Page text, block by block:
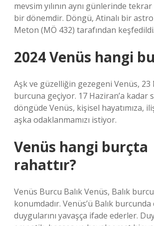
mevsim yılının aynı günlerinde tekrar
bir dönemdir. Döngü, Atinalı bir
Meton (MÖ 432) tarafından keşfedildi.
2024 Venüs hangi
Aşk ve güzelliğin gezegeni Venüs, 23
burcuna geçiyor. 17 Haziran’a kadar
döngüde Venüs, kişisel hayatımıza,
aşka odaklanmamızı istiyor.
Venüs hangi burçta
rahattır?
Venüs Burcu Balık Venüs, Balık
konumdadır. Venüs’ü Balık
duygularını yavaşça ifade ederler.